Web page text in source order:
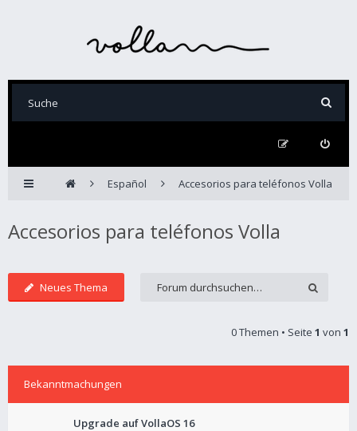
Español Accesorios para teléfonos Volla
Accesorios para teléfonos Volla
Neues Thema
0 Themen • Seite 1 von 1
Bekanntmachungen
Upgrade auf VollaOS 16